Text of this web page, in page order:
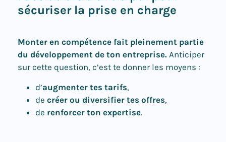
sécuriser la prise en charge
Monter en compétence fait pleinement partie
du développement de ton entreprise. Anticiper
sur cette question, c’est te donner les moyens :
d’augmenter tes tarifs,
de créer ou diversifier tes offres,
de renforcer ton expertise.